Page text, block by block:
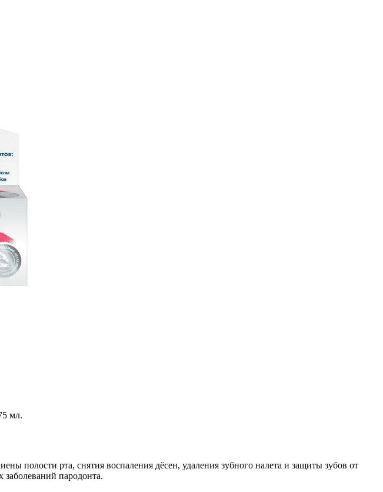
мл.
полости рта, снятия воспаления дёсен, удаления зубного налета и защиты зубов от
пародонта.